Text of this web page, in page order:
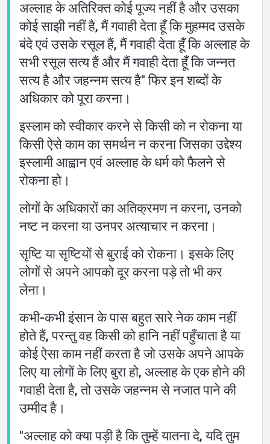
अल्लाह के अतिरिक्त कोई पूज्य नहीं है और उसका
कोई साझी नहीं है, मैं गवाही देता हूँ कि मुहम्मद उसके
बंदे एवं उसके रसूल हैं, मैं गवाही देता हूँ कि अल्लाह के
सभी रसूल सत्य हैं और मैं गवाही देता हूँ कि जन्नत
सत्य है और जहन्नम सत्य है'' फिर इन शब्दों के
अधिकार को पूरा करना।
इस्लाम को स्वीकार करने से किसी को न रोकना या
किसी ऐसे काम का समर्थन न करना जिसका उद्देश्य
इस्लामी आह्वान एवं अल्लाह के धर्म को फैलने से
रोकना हो।
लोगों के अधिकारों का अतिक्रमण न करना, उनको
नष्ट न करना या उनपर अत्याचार न करना।
सृष्टि या सृष्टियों से बुराई को रोकना। इसके लिए
लोगों से अपने आपको दूर करना पड़े तो भी कर
लेना।
कभी-कभी इंसान के पास बहुत सारे नेक काम नहीं
होते हैं, परन्तु वह किसी को हानि नहीं पहुँचाता है या
कोई ऐसा काम नहीं करता है जो उसके अपने आपके
लिए या लोगों के लिए बुरा हो, अल्लाह के एक होने की
गवाही देता है, तो उसके जहन्नम से नजात पाने की
उम्मीद है।
''अल्लाह को क्या पड़ी है कि तुम्हें यातना दे, यदि तुम